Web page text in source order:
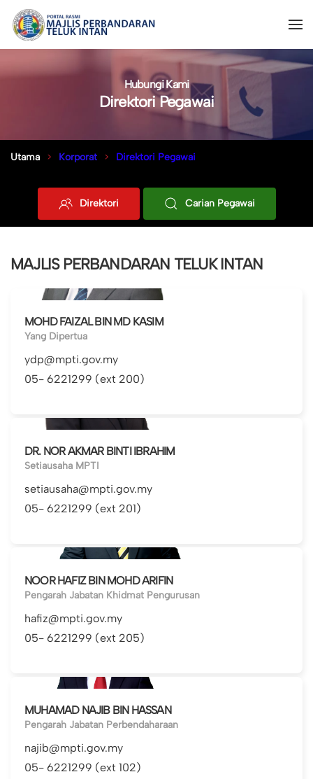
Hubungi Kami
Direktori Pegawai
Utama Korporat Direktori Pegawai
Direktori Carian Pegawai
MAJLIS PERBANDARAN TELUK INTAN
MOHD FAIZAL BIN MD KASIM
Yang Dipertua
ydp@mpti.gov.my
05- 6221299 (ext 200)
DR. NOR AKMAR BINTI IBRAHIM
Setiausaha MPTI
setiausaha@mpti.gov.my
05- 6221299 (ext 201)
NOOR HAFIZ BIN MOHD ARIFIN
Pengarah Jabatan Khidmat Pengurusan
hafiz@mpti.gov.my
05- 6221299 (ext 205)
MUHAMAD NAJIB BIN HASSAN
Pengarah Jabatan Perbendaharaan
najib@mpti.gov.my
05- 6221299 (ext 102)